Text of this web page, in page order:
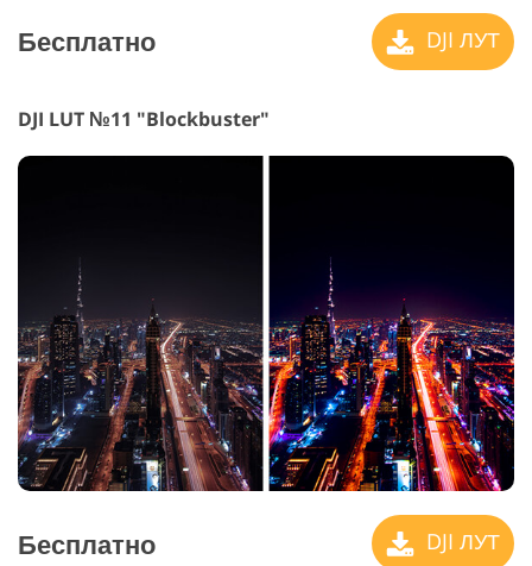
Бесплатно DJI ЛУТ
DJI LUT №11 "Blockbuster"
Бесплатно DJI ЛУТ